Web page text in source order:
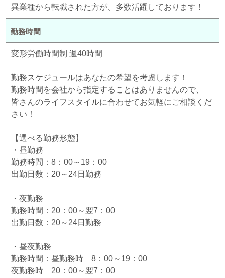
異業種から転職された方が、多数活躍しております！
勤務時間
変形労働時間制 週40時間
勤務スケジュールはあなたの希望を考慮します！
勤務時間を会社から指定することはありませんので、
皆さんのライフスタイルに合わせてお気軽にご相談くだ
さい！
【選べる勤務形態】
・昼勤務
勤務時間：8：00～19：00
出勤日数：20～24日勤務
・夜勤務
勤務時間：20：00～翌7：00
出勤日数：20～24日勤務
・昼夜勤務
勤務時間：昼勤務時 8：00～19：00
夜勤務時 20：00～翌7：00